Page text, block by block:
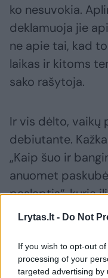
Lrytas.lt - Do Not
If you wish to opt-out
processing of your
targeted advertising by
ko nesuvokia.
deklamuoja jie
ne apie tai, kad
laikas ir kitoms
sako rašytoja.
Ir vis dėlto, vaikų
debiutante.
„Kaip šuo ir
anuomet
paslaptis“, kurią
per penkerius
poezijos